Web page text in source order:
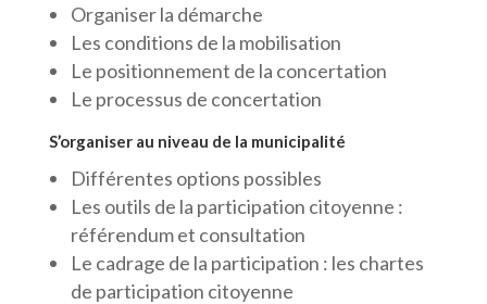
Organiser la démarche
Les conditions de la mobilisation
Le positionnement de la concertation
Le processus de concertation
S’organiser au niveau de la municipalité
Différentes options possibles
Les outils de la participation citoyenne :
référendum et consultation
Le cadrage de la participation : les chartes
de participation citoyenne